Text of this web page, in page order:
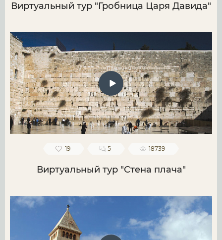
Виртуальный тур "Гробница Царя Давида"
19 5 18739
Виртуальный тур "Стена плача"